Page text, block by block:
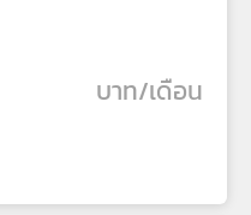
บาท/เดือน